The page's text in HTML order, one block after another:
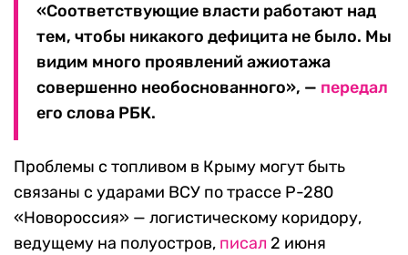
«Соответствующие власти работают над
тем, чтобы никакого дефицита не было. Мы
видим много проявлений ажиотажа
совершенно необоснованного», — передал
его слова РБК.
Проблемы с топливом в Крыму могут быть
связаны с ударами ВСУ по трассе Р-280
«Новороссия» — логистическому коридору,
ведущему на полуостров, писал 2 июня